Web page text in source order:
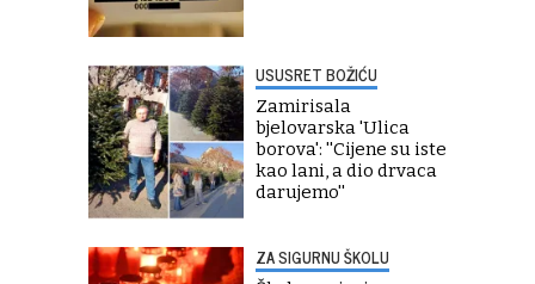
USUSRET BOŽIĆU
Zamirisala
bjelovarska 'Ulica
borova': ''Cijene su iste
kao lani, a dio drvaca
darujemo''
ZA SIGURNU ŠKOLU